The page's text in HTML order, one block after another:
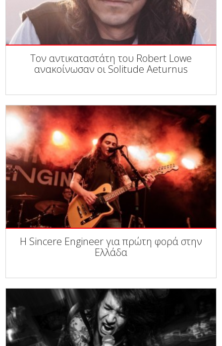
Τον αντικαταστάτη του Robert Lowe
ανακοίνωσαν οι Solitude Aeturnus
Η Sincere Engineer για πρώτη φορά στην
Ελλάδα